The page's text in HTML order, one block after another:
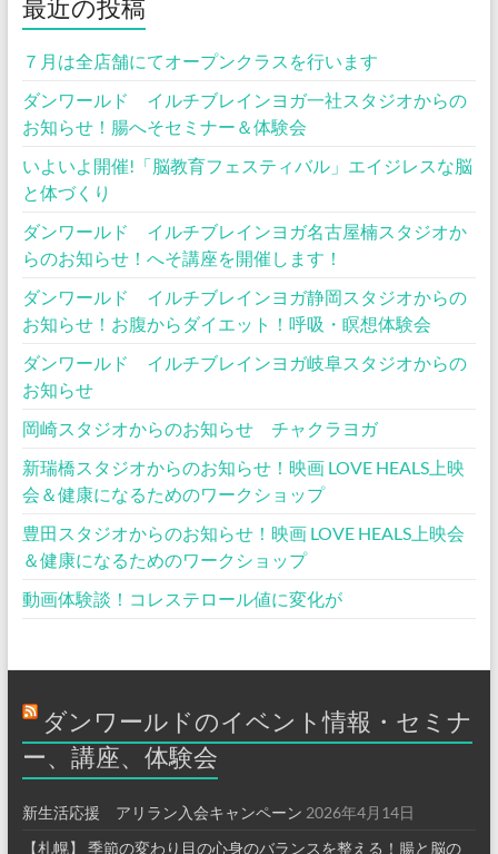
最近の投稿
７月は全店舗にてオープンクラスを行います
ダンワールド イルチブレインヨガ一社スタジオからの
お知らせ！腸へそセミナー＆体験会
いよいよ開催!「脳教育フェスティバル」エイジレスな脳
と体づくり
ダンワールド イルチブレインヨガ名古屋楠スタジオか
らのお知らせ！へそ講座を開催します！
ダンワールド イルチブレインヨガ静岡スタジオからの
お知らせ！お腹からダイエット！呼吸・瞑想体験会
ダンワールド イルチブレインヨガ岐阜スタジオからの
お知らせ
岡崎スタジオからのお知らせ チャクラヨガ
新瑞橋スタジオからのお知らせ！映画 LOVE HEALS上映
会＆健康になるためのワークショップ
豊田スタジオからのお知らせ！映画 LOVE HEALS上映会
＆健康になるためのワークショップ
動画体験談！コレステロール値に変化が
ダンワールドのイベント情報・セミナ
ー、講座、体験会
新生活応援 アリラン入会キャンペーン 2026年4月14日
【札幌】 季節の変わり目の心身のバランスを整える！腸と脳の